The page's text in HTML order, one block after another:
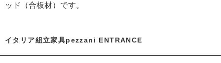
ッド（合板材）です。
イタリア組立家具pezzani ENTRANCE